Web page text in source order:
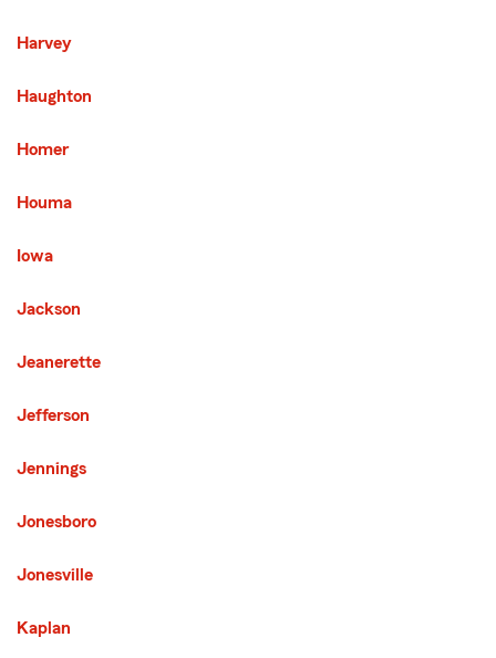
Harvey
Haughton
Homer
Houma
Iowa
Jackson
Jeanerette
Jefferson
Jennings
Jonesboro
Jonesville
Kaplan